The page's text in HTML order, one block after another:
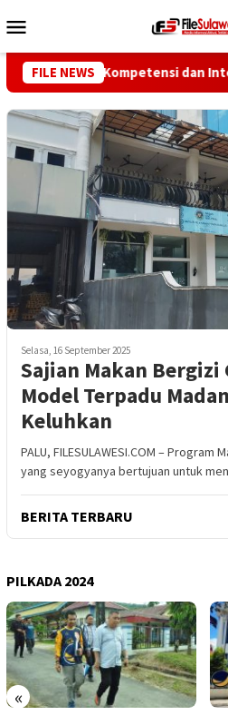
ke
Mobile
FILE NEWS
Perkuat Kompetensi dan
Selasa, 16 September 2025
Sajian Makan Bergizi
Model Terpadu
Keluhkan
PALU, FILESULAWESI.COM – Program
yang seyogyanya bertujuan untuk
BERITA TERBARU
PILKADA 2024
«